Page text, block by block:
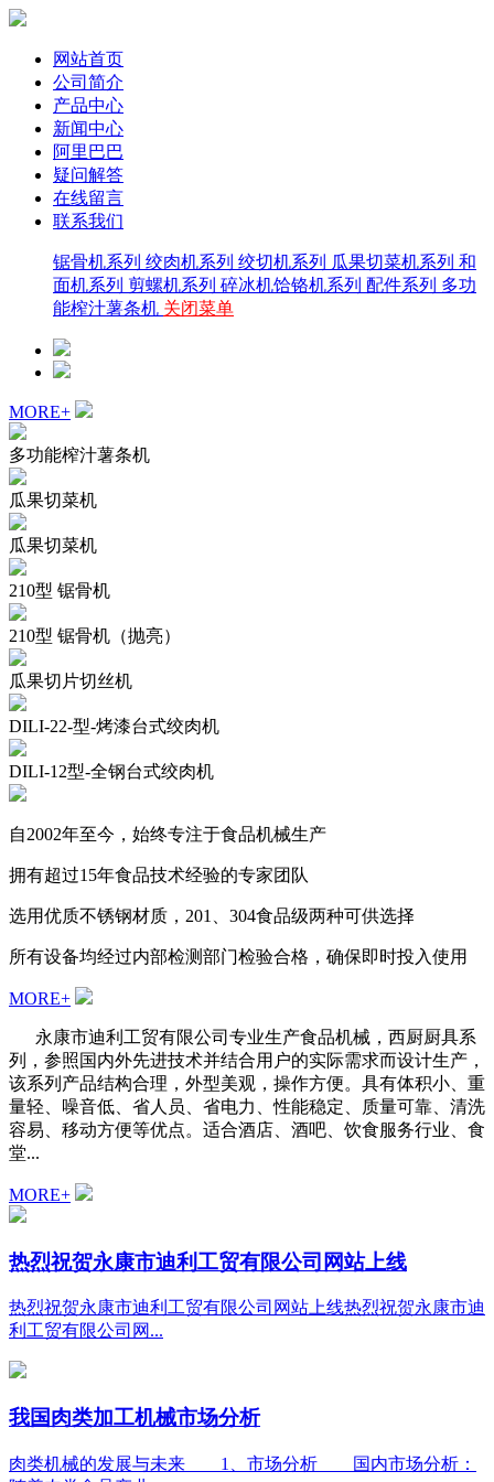
网站首页
公司简介
产品中心
新闻中心
阿里巴巴
疑问解答
在线留言
联系我们
锯骨机系列 绞肉机系列 绞切机系列 瓜果切菜机系列 和
面机系列 剪螺机系列 碎冰机饸铬机系列 配件系列 多功
能榨汁薯条机 关闭菜单
MORE+
多功能榨汁薯条机
瓜果切菜机
瓜果切菜机
210型 锯骨机
210型 锯骨机（抛亮）
瓜果切片切丝机
DILI-22-型-烤漆台式绞肉机
DILI-12型-全钢台式绞肉机
自2002年至今，始终专注于食品机械生产
拥有超过15年食品技术经验的专家团队
选用优质不锈钢材质，201、304食品级两种可供选择
所有设备均经过内部检测部门检验合格，确保即时投入使用
MORE+
永康市迪利工贸有限公司专业生产食品机械，西厨厨具系
列，参照国内外先进技术并结合用户的实际需求而设计生产，
该系列产品结构合理，外型美观，操作方便。具有体积小、重
量轻、噪音低、省人员、省电力、性能稳定、质量可靠、清洗
容易、移动方便等优点。适合酒店、酒吧、饮食服务行业、食
堂...
MORE+
热烈祝贺永康市迪利工贸有限公司网站上线
热烈祝贺永康市迪利工贸有限公司网站上线热烈祝贺永康市迪
利工贸有限公司网...
我国肉类加工机械市场分析
肉类机械的发展与未来 1、市场分析 国内市场分析：